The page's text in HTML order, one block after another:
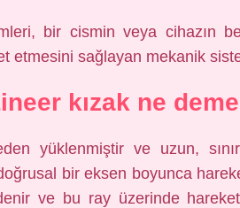
bir cismin veya cihazın
etmesini sağlayan mekanik
kızak ne
yüklenmiştir ve uzun,
bir eksen boyunca
ve bu ray üzerinde